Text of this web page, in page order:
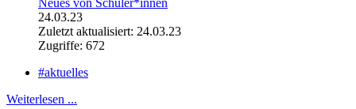
24.03.23
Zuletzt aktualisiert: 24.03.23
Zugriffe: 672
#aktuelles
Weiterlesen ...